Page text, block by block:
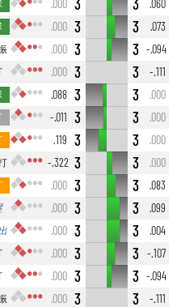
.000 3 3
.060
.000 3 3
.073
.000 3 3 -.094
.000 3 3
-.111
.088 3 3
.000
-.011 3 3
.000
.119 3 3
.000
-.322 3 3
.000
.000 3 3
.083
.000 3 3
.099
.000 3 3
.004
.000 3 3
-.107
.000 3 3 -.094
.000 3 3 -.111